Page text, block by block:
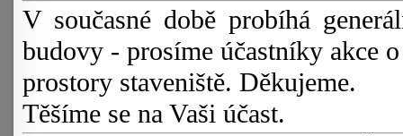
V současné době probíhá
budovy - prosíme účastníky akce
prostory staveniště. Děkujeme.
Těšíme se na Vaši